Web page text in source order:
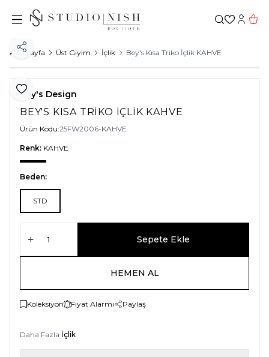
Ana Sayfa Üst Giyim İçlik Bey's Kısa Triko İçlik KAHVE
Favoriye Ekle
Paylaş
Bey's Design
BEY'S KISA TRIKO İÇLIK KAHVE
Ürün Kodu:25FW2006-KAHVE
Renk: KAHVE
Beden:
STD
Sepete Ekle
HEMEN AL
Koleksiyon Fiyat Alarmı Paylaş
Daha Fazla İçlik